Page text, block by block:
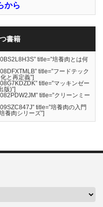
から
書籍
title=”培養肉とは何
title=”フードテック
と再定義”]
title=”マッキンゼー
版)”]
title=”クリーンミー
title=”培養肉の入門
養肉シリーズ”]